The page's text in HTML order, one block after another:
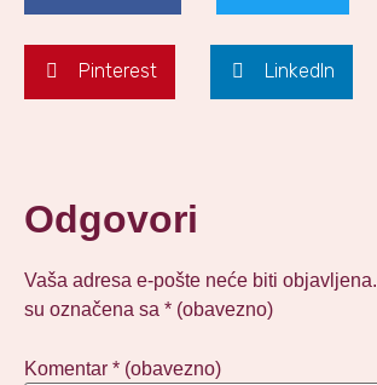
Pinterest LinkedIn
Odgovori
Vaša adresa e-pošte neće biti objavljena.
su označena sa * (obavezno)
Komentar * (obavezno)